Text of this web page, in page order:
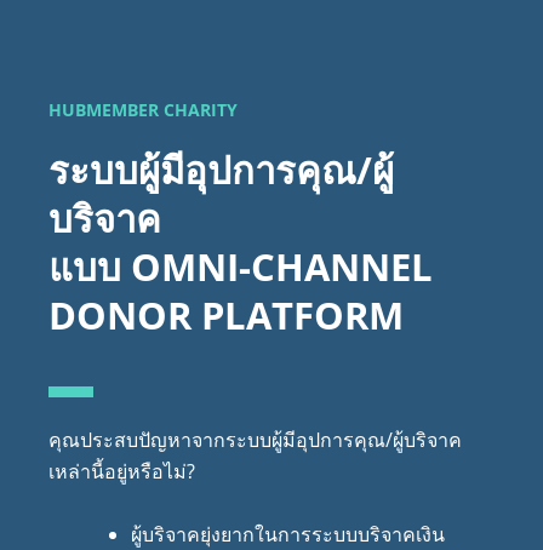
HUBMEMBER CHARITY
ระบบผู้มีอุปการคุณ/ผู้
บริจาค
แบบ OMNI-CHANNEL
DONOR PLATFORM
คุณประสบปัญหาจากระบบผู้มีอุปการคุณ/ผู้บริจาค
เหล่านี้อยู่หรือไม่?
ผู้บริจาคยุ่งยากในการระบบบริจาคเงิน